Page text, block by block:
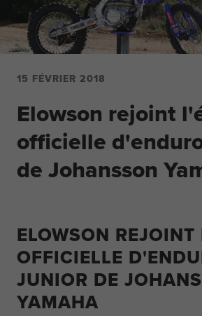
15 FÉVRIER 2018
Elowson rejoint
officielle
de Johansson
ELOWSON REJOINT
OFFICIELLE
JUNIOR DE
YAMAHA